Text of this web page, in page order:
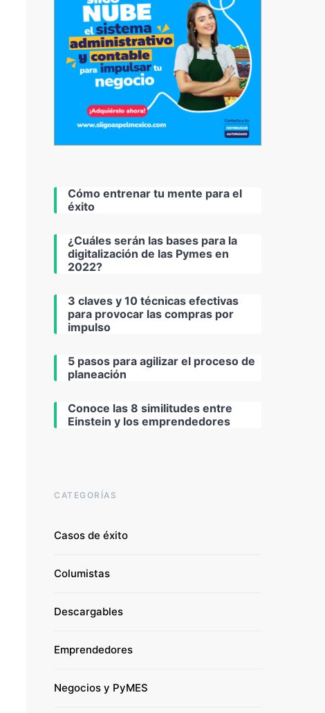
Cómo entrenar tu mente para el
éxito
¿Cuáles serán las bases para la
digitalización de las Pymes en
2022?
3 claves y 10 técnicas efectivas
para provocar las compras por
impulso
5 pasos para agilizar el proceso de
planeación
Conoce las 8 similitudes entre
Einstein y los emprendedores
CATEGORÍAS
Casos de éxito
Columistas
Descargables
Emprendedores
Negocios y PyMES